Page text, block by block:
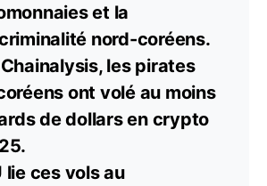
et la
nord-coréens.
les pirates
ont volé au moins
de dollars en crypto
lie ces vols au